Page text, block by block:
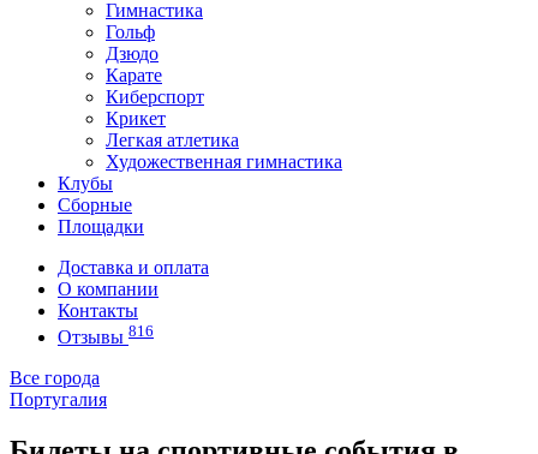
Гимнастика
Гольф
Дзюдо
Карате
Киберспорт
Крикет
Легкая атлетика
Художественная гимнастика
Клубы
Сборные
Площадки
Доставка и оплата
О компании
Контакты
Отзывы 816
Все города
Португалия